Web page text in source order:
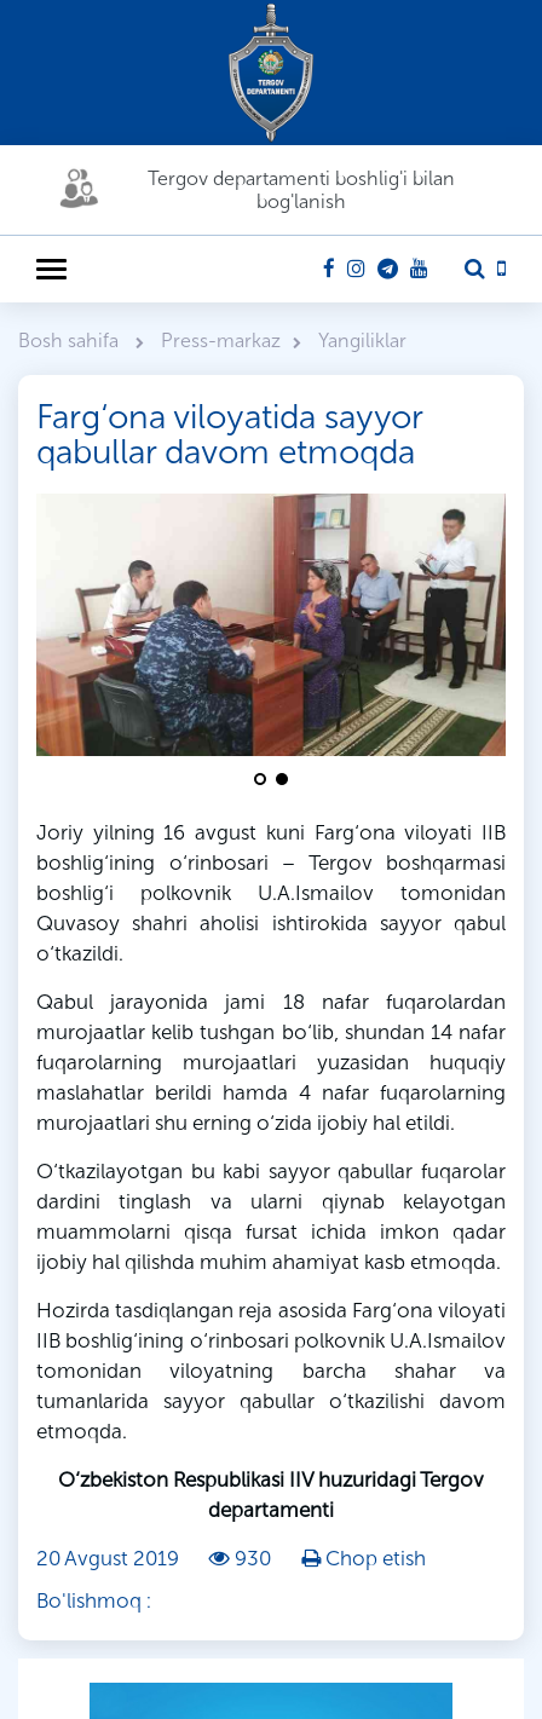
Tergov departamenti boshlig'i bilan
bog'lanish
Bosh sahifa Press-markaz Yangiliklar
Farg‘ona viloyatida sayyor
qabullar davom etmoqda
Joriy yilning 16 avgust kuni Farg‘ona viloyati IIB
boshlig‘ining o‘rinbosari – Tergov boshqarmasi
boshlig‘i polkovnik U.A.Ismailov tomonidan
Quvasoy shahri aholisi ishtirokida sayyor qabul
o‘tkazildi.
Qabul jarayonida jami 18 nafar fuqarolardan
murojaatlar kelib tushgan bo‘lib, shundan 14 nafar
fuqarolarning murojaatlari yuzasidan huquqiy
maslahatlar berildi hamda 4 nafar fuqarolarning
murojaatlari shu erning o‘zida ijobiy hal etildi.
O‘tkazilayotgan bu kabi sayyor qabullar fuqarolar
dardini tinglash va ularni qiynab kelayotgan
muammolarni qisqa fursat ichida imkon qadar
ijobiy hal qilishda muhim ahamiyat kasb etmoqda.
Hozirda tasdiqlangan reja asosida Farg‘ona viloyati
IIB boshlig‘ining o‘rinbosari polkovnik U.A.Ismailov
tomonidan viloyatning barcha shahar va
tumanlarida sayyor qabullar o‘tkazilishi davom
etmoqda.
O‘zbekiston Respublikasi IIV huzuridagi Tergov
departamenti
20 Avgust 2019
930
Chop etish
Bo'lishmoq :